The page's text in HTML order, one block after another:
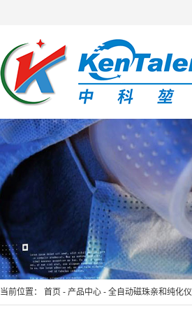
当前位置： 首页 - 产品中心 - 全自动磁珠亲和纯化仪
全自动亲和纯化仪